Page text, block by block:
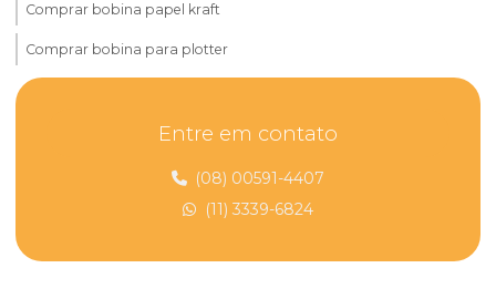
Comprar bobina papel kraft
Comprar bobina para plotter
Comprar papel para modelagem
Comprar papel para plotter
Distribuidora de papel kraft
Entre em contato
(08) 00591-4407
(11) 3339-6824